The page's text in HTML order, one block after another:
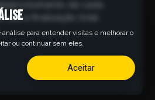
de cada
até a finalização total
análise para entender visitas e melhorar o
ou continuar sem eles.
Aceitar